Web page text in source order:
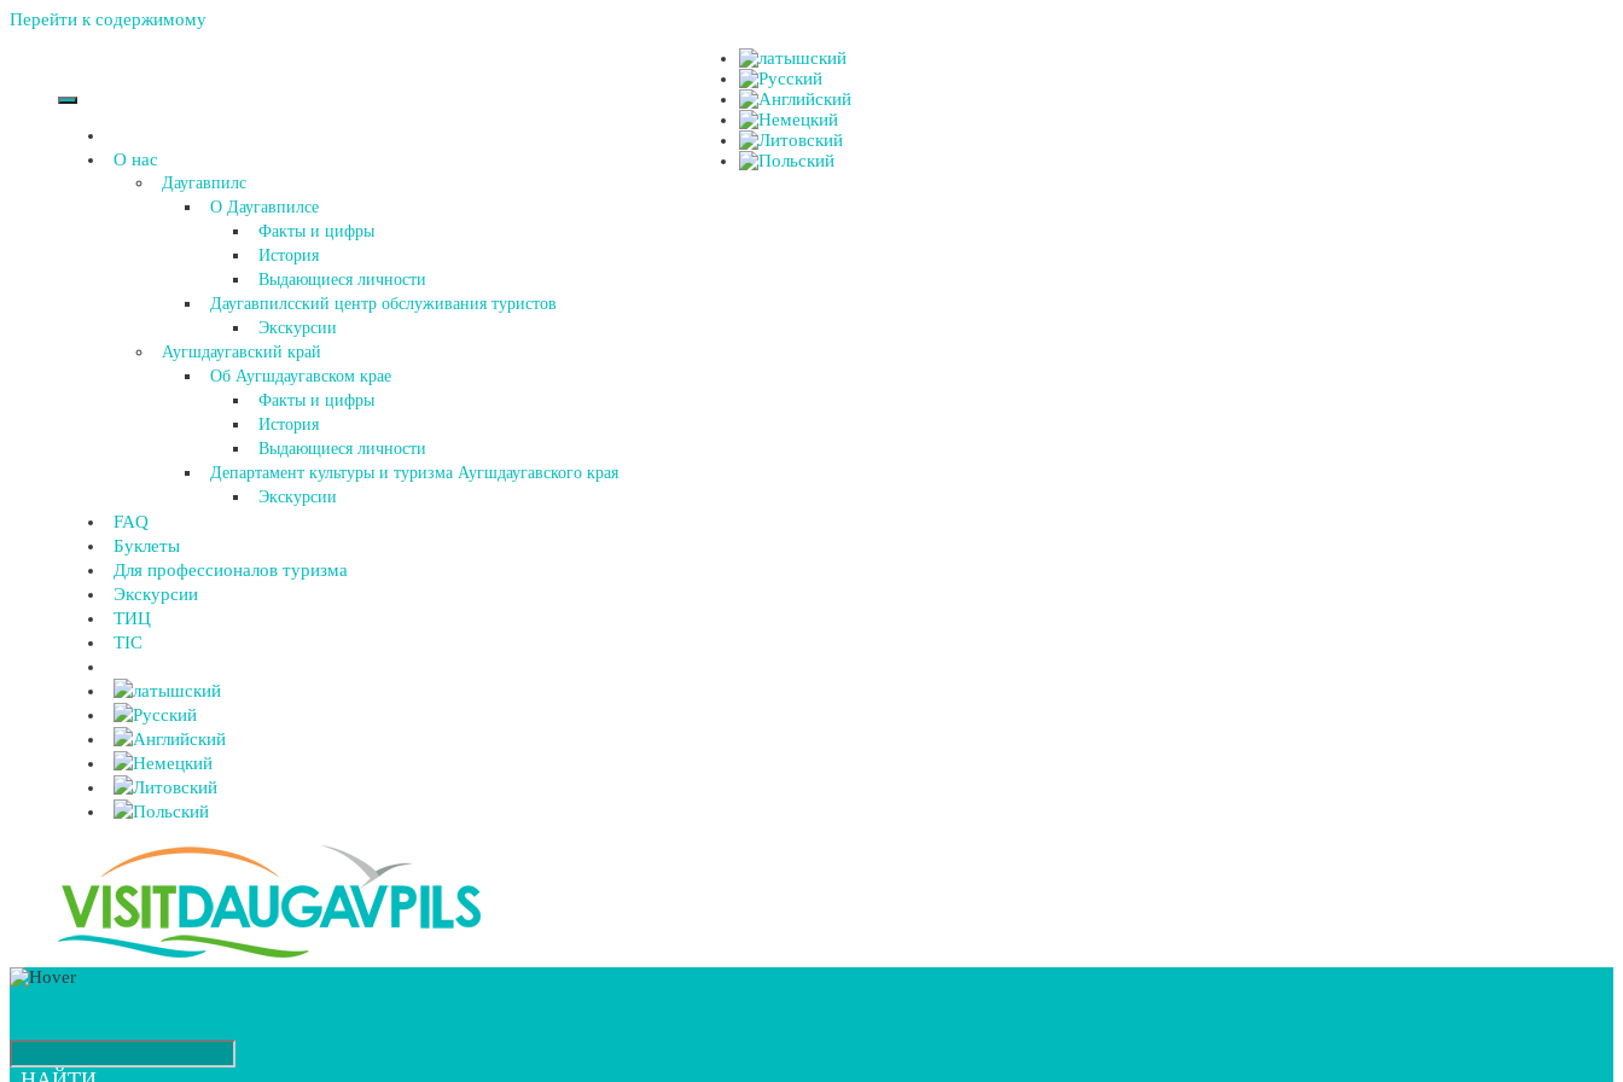
Перейти к содержимому
О нас
Даугавпилс
О Даугавпилсе
Факты и цифры
История
Выдающиеся личности
Даугавпилсский центр обслуживания туристов
Экскурсии
Аугшдаугавский край
Об Аугшдаугавском крае
Факты и цифры
История
Выдающиеся личности
Департамент культуры и туризма Аугшдаугавского края
Экскурсии
FAQ
Буклеты
Для профессионалов туризма
Экскурсии
ТИЦ
TIC